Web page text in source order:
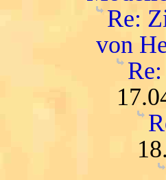
Re:
von